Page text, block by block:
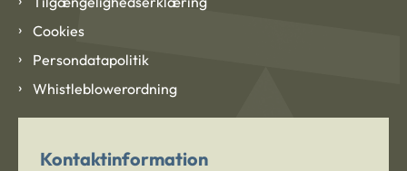
Cookies
Persondatapolitik
Whistleblowerordning
Kontaktinformation